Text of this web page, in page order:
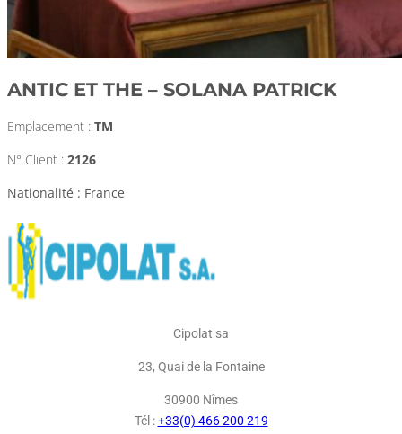
ANTIC ET THE – SOLANA PATRICK
Emplacement : TM
N° Client : 2126
Nationalité : France
Cipolat sa
23, Quai de la Fontaine
30900 Nîmes
Tél :+33(0) 466 200 219